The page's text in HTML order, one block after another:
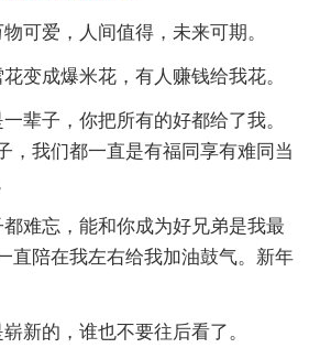
可爱，人间值得，未来可期。
变成爆米花，有人赚钱给我花。
辈子，你把所有的好都给了我。
，我们都一直是有福同享有难同当
难忘，能和你成为好兄弟是我最
直陪在我左右给我加油鼓气。新年
新的，谁也不要往后看了。